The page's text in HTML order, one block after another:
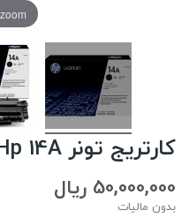
کارتریج تونر Hp 14A
50,000,000 ریال
بدون مالیات